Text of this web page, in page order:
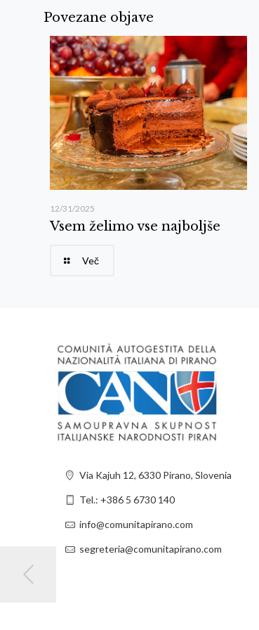
Povezane objave
12/31/2025
Vsem želimo vse najboljše
Več
Via Kajuh 12, 6330 Pirano, Slovenia
Tel.: +386 5 6730 140
info@comunitapirano.com
segreteria@comunitapirano.com